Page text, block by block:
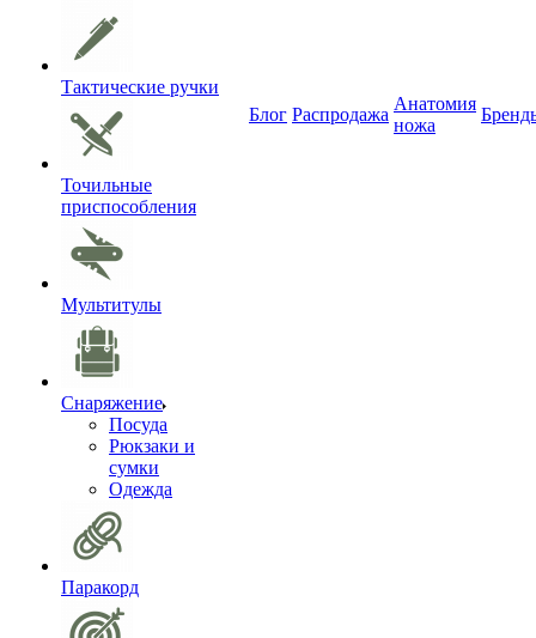
Тактические ручки
Точильные
приспособления
Мультитулы
Снаряжение
Посуда
Рюкзаки и
сумки
Одежда
Паракорд
Блог Распродажа
Анатомия
ножа